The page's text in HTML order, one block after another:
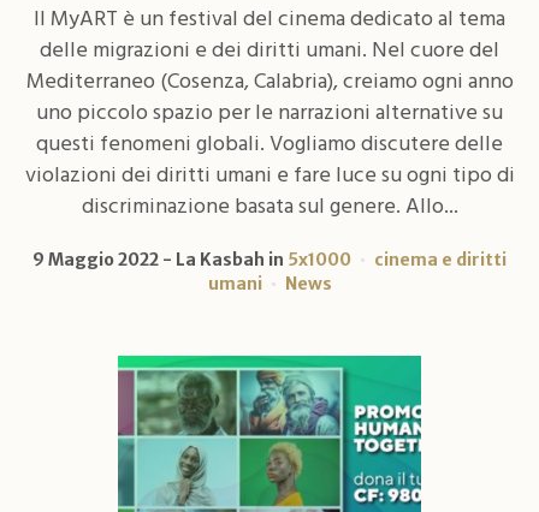
Il MyART è un festival del cinema dedicato al tema
delle migrazioni e dei diritti umani. Nel cuore del
Mediterraneo (Cosenza, Calabria), creiamo ogni anno
uno piccolo spazio per le narrazioni alternative su
questi fenomeni globali. Vogliamo discutere delle
violazioni dei diritti umani e fare luce su ogni tipo di
discriminazione basata sul genere. Allo...
9 Maggio 2022 La Kasbah in 5x1000
cinema e diritti
umani
News